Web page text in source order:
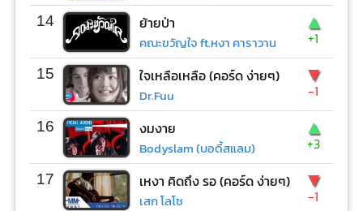
14 ย้ายป่า
คณะขวัญใจ ft.หงา คาราวาน
▲
+1
15 ใจเหลือเหลือ (คอร์ด ง่ายๆ)
Dr.Fuu
▼
-1
16 งมงาย
Bodyslam (บอดี้สแลม)
▲
+3
17 เหงา คิดถึง รอ (คอร์ด ง่ายๆ)
เสก โลโซ
▼
-1